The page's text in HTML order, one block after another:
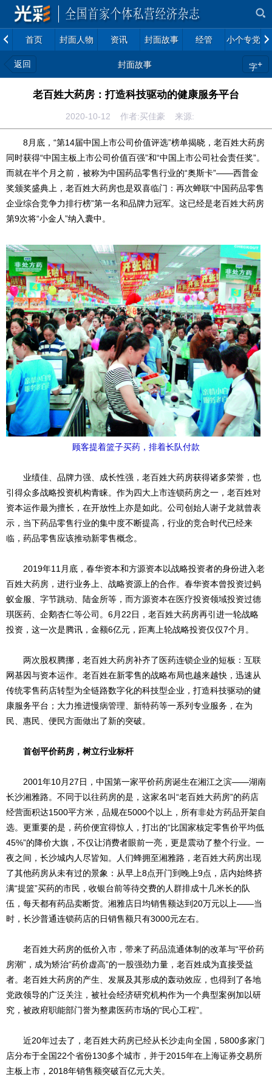
首页 封面人物 资讯 封面故事 经管 小个专党建
返回 封面故事 字+
老百姓大药房：打造科技驱动的健康服务平台
2020-10-12 作者:买佳豪 来源:
8月底，“第14届中国上市公司价值评选”榜单揭晓，老百姓大药房
同时获得“中国主板上市公司价值百强”和“中国上市公司社会责任奖”。
而就在半个月之前，被称为中国药品零售行业的“奥斯卡”——西普金
奖颁奖盛典上，老百姓大药房也是双喜临门：再次蝉联“中国药品零售
企业综合竞争力排行榜”第一名和品牌力冠军。这已经是老百姓大药房
第9次将“小金人”纳入囊中。
顾客提着篮子买药，排着长队付款
业绩佳、品牌力强、成长性强，老百姓大药房获得诸多荣誉，也
引得众多战略投资机构青睐。作为四大上市连锁药房之一，老百姓对
资本运作最为擅长，在开放性上亦是如此。公司创始人谢子龙就曾表
示，当下药品零售行业的集中度不断提高，行业的竞合时代已经来
临，药品零售应该推动新零售概念。
2019年11月底，春华资本和方源资本以战略投资者的身份进入老
百姓大药房，进行业务上、战略资源上的合作。春华资本曾投资过蚂
蚁金服、字节跳动、陆金所等，而方源资本在医疗投资领域投资过德
琪医药、企鹅杏仁等公司。6月22日，老百姓大药房再引进一轮战略
投资，这一次是腾讯，金额6亿元，距离上轮战略投资仅仅7个月。
两次股权腾挪，老百姓大药房补齐了医药连锁企业的短板：互联
网基因与资本运作。老百姓在新零售的战略布局也越来越快，迅速从
传统零售药店转型为全链路数字化的科技型企业，打造科技驱动的健
康服务平台；大力推进慢病管理、新特药等一系列专业服务，在为
民、惠民、便民方面做出了新的突破。
首创平价药房，树立行业标杆
2001年10月27日，中国第一家平价药房诞生在湘江之滨——湖南
长沙湘雅路。不同于以往药房的是，这家名叫“老百姓大药房”的药店
经营面积达1500平方米，品规在5000个以上，所有非处方药品开架自
选。更重要的是，药价便宜得惊人，打出的“比国家核定零售价平均低
45%”的降价大旗，不仅让消费者眼前一亮，更是震动了整个行业。一
夜之间，长沙城内人尽皆知。人们蜂拥至湘雅路，老百姓大药房出现
了其他药房从未有过的景象：从早上8点开门到晚上9点，店内始终挤
满“提篮”买药的市民，收银台前等待交费的人群排成十几米长的队
伍，每天都有药品卖断货。湘雅店日均销售额达到20万元以上——当
时，长沙普通连锁药店的日销售额只有3000元左右。
老百姓大药房的低价入市，带来了药品流通体制的改革与“平价药
房潮”，成为矫治“药价虚高”的一股强劲力量，老百姓成为直接受益
者。老百姓大药房的产生、发展及其形成的轰动效应，也得到了各地
党政领导的广泛关注，被社会经济研究机构作为一个典型案例加以研
究，被政府职能部门誉为整肃医药市场的“民心工程”。
近20年过去了，老百姓大药房已经从长沙走向全国，5800多家门
店分布于全国22个省份130多个城市，并于2015年在上海证券交易所
主板上市，2018年销售额突破百亿元大关。